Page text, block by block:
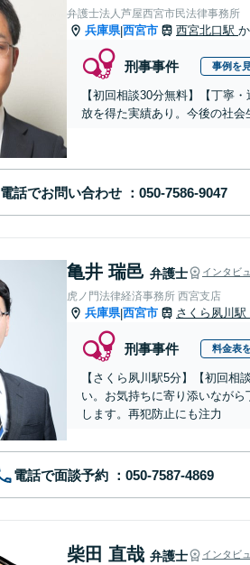
弁護士法人芦屋西宮市民法律事務所
兵庫県|西宮市 西宮北口駅
刑事事件 事例を
【初回相談30分無料】【丁寧
放を得た実績あり。今後の社会
電話でお問い合わせ
亀井 瑞邑 弁護士 インタビ
虎ノ門法律経済事務所 西宮支店
兵庫県|西宮市 さくら夙川駅
刑事事件 料金表
【さくら夙川駅5分】【初回
い。お気持ちに寄り添いなが
します。再犯防止にも注力
電話で面談予約
柴田 直哉 弁護士 インタビ